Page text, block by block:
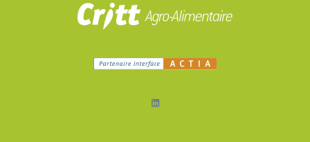
LinkedIn